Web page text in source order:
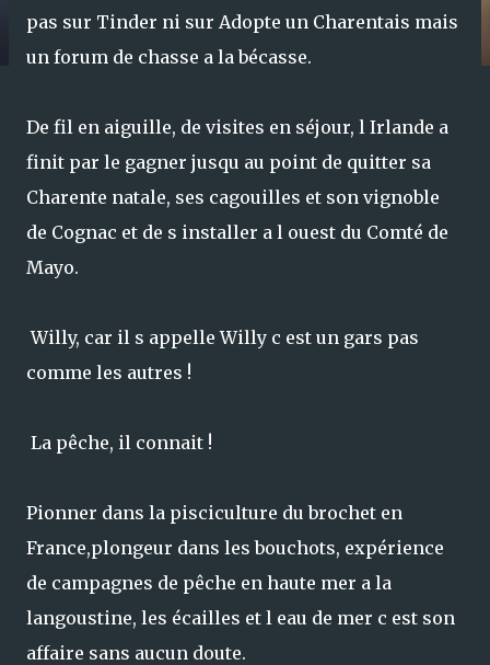
pas sur Tinder ni sur Adopte un Charentais mais
un forum de chasse a la bécasse.
De fil en aiguille, de visites en séjour, l Irlande a
finit par le gagner jusqu au point de quitter sa
Charente natale, ses cagouilles et son vignoble
de Cognac et de s installer a l ouest du Comté de
Mayo.
Willy, car il s appelle Willy c est un gars pas
comme les autres !
La pêche, il connait !
Pionner dans la pisciculture du brochet en
France,plongeur dans les bouchots, expérience
de campagnes de pêche en haute mer a la
langoustine, les écailles et l eau de mer c est son
affaire sans aucun doute.